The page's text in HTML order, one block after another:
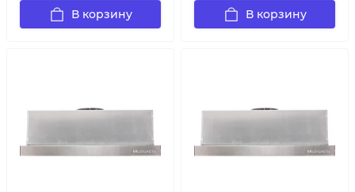
В корзину В корзину